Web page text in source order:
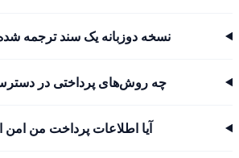
نسخه دوزبانه یک سند ترجمه
چه روش‌های پرداختی در
آیا اطلاعات پرداخت من